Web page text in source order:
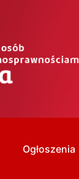
Ogłoszenia